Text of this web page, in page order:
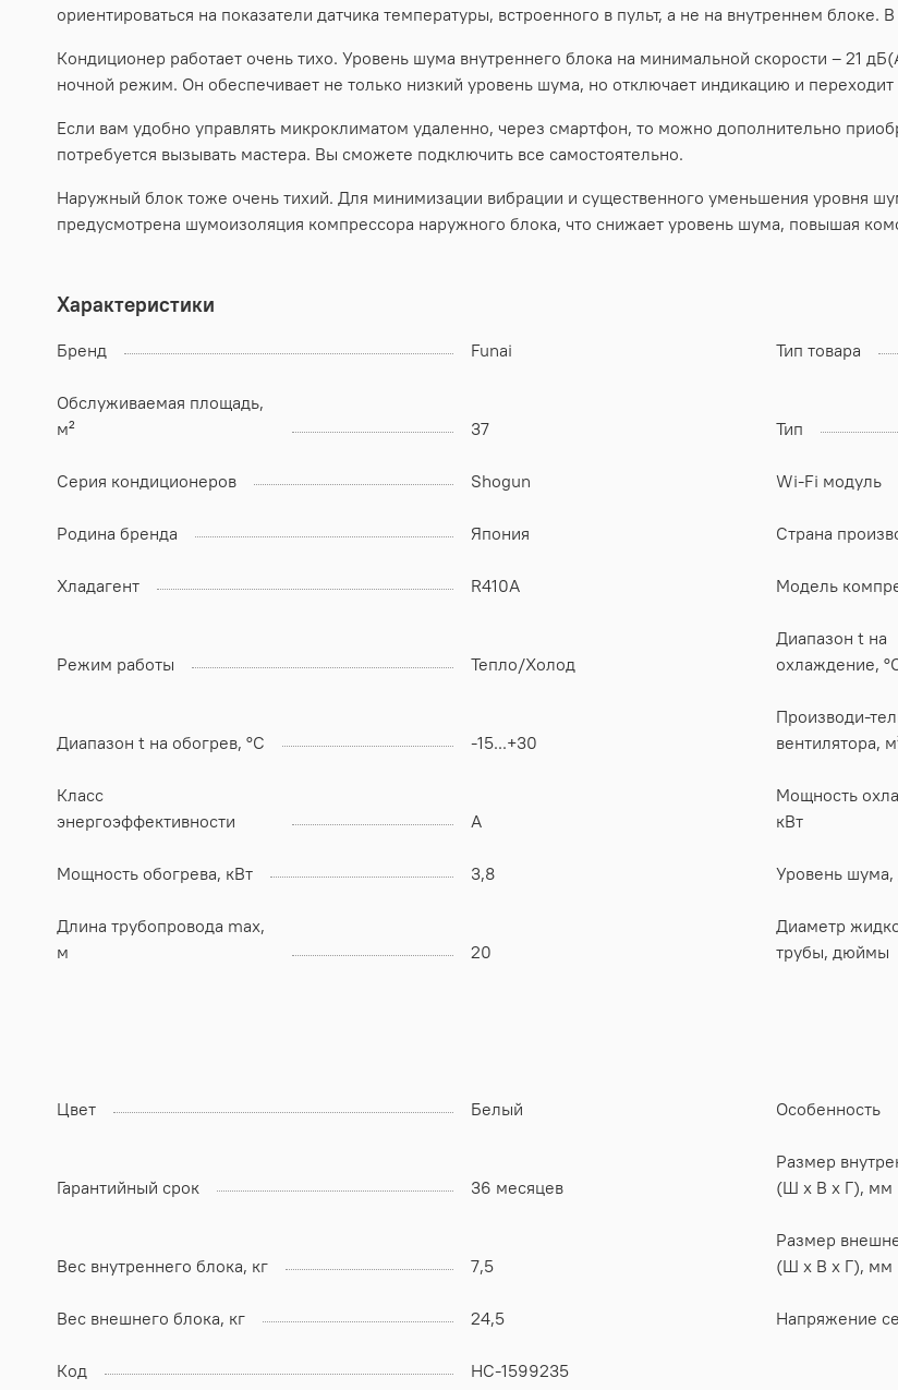
ориентироваться на показатели датчика температуры, встроенного в пульт, а не на внутреннем блоке.
Кондиционер работает очень тихо. Уровень шума внутреннего блока на минимальной скорости – 21
ночной режим. Он обеспечивает не только низкий уровень шума, но отключает индикацию и
Если вам удобно управлять микроклиматом удаленно, через смартфон, то можно дополнительно
потребуется вызывать мастера. Вы сможете подключить все самостоятельно.
Наружный блок тоже очень тихий. Для минимизации вибрации и существенного уменьшения уровня
предусмотрена шумоизоляция компрессора наружного блока, что снижает уровень шума, повышая
Характеристики
Бренд Funai Тип товара
Обслуживаемая площадь,
м²
37 Тип
Серия кондиционеров Shogun Wi-Fi модуль
Родина бренда Япония Страна
Хладагент R410A Модель
Режим работы Тепло/Холод
Диапазон t на
охлаждение,
Диапазон t на обогрев, °C -15...+30
Производи-
вентилятора,
Класс
энергоэффективности
А
Мощность
кВт
Мощность обогрева, кВт 3,8 Уровень шума,
Длина трубопровода max,
м
20
Диаметр
трубы, дюймы
Цвет Белый Особенность
Гарантийный срок 36 месяцев
Размер
(Ш x В x Г), мм
Вес внутреннего блока, кг 7,5
Размер
(Ш x В x Г), мм
Вес внешнего блока, кг 24,5 Напряжение
Код НС-1599235